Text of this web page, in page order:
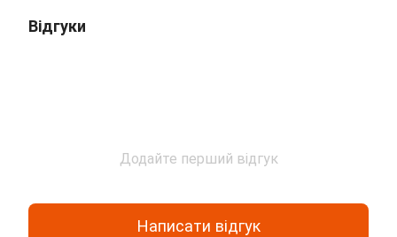
Відгуки
Додайте перший відгук
Написати відгук